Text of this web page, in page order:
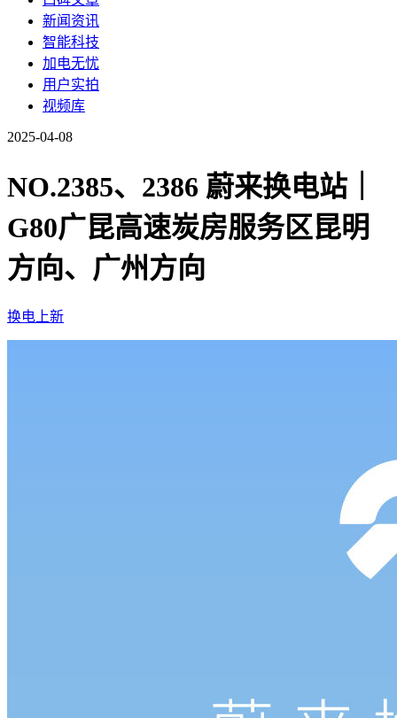
新闻资讯
智能科技
加电无忧
用户实拍
视频库
2025-04-08
NO.2385、2386 蔚来换电站｜
G80广昆高速炭房服务区昆明
方向、广州方向
换电上新